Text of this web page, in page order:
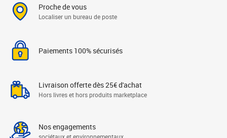
Proche de vous
Localiser un bureau de poste
Paiements 100% sécurisés
Livraison offerte dès 25€ d'achat
Hors livres et hors produits marketplace
Nos engagements